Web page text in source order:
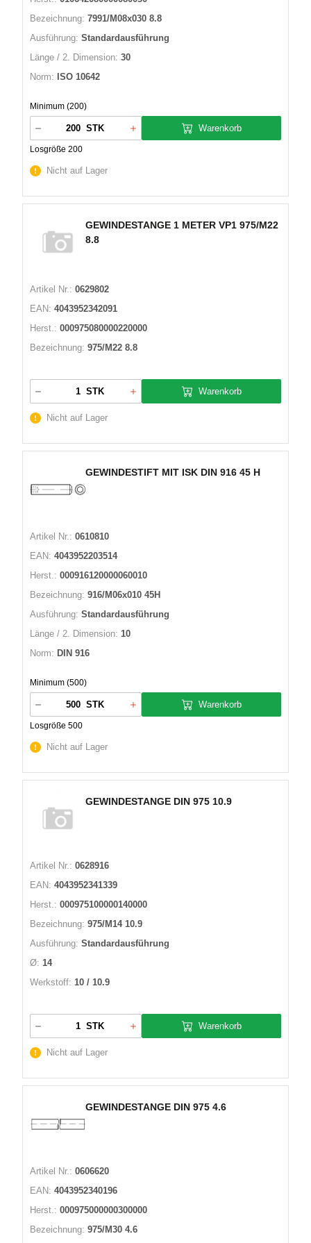
Bezeichnung: 7991/M08x030 8.8
Ausführung: Standardausführung
Länge / 2. Dimension: 30
Norm: ISO 10642
Minimum (200)
STK
Losgröße 200
Warenkorb
Nicht auf Lager
GEWINDESTANGE 1 METER VP1 975/M22
8.8
Artikel Nr.: 0629802
EAN: 4043952342091
Herst.: 000975080000220000
Bezeichnung: 975/M22 8.8
STK Warenkorb
Nicht auf Lager
GEWINDESTIFT MIT ISK DIN 916 45 H
Artikel Nr.: 0610810
EAN: 4043952203514
Herst.: 000916120000060010
Bezeichnung: 916/M06x010 45H
Ausführung: Standardausführung
Länge / 2. Dimension: 10
Norm: DIN 916
Minimum (500)
STK
Losgröße 500
Warenkorb
Nicht auf Lager
GEWINDESTANGE DIN 975 10.9
Artikel Nr.: 0628916
EAN: 4043952341339
Herst.: 000975100000140000
Bezeichnung: 975/M14 10.9
Ausführung: Standardausführung
Ø: 14
Werkstoff: 10 / 10.9
STK Warenkorb
Nicht auf Lager
GEWINDESTANGE DIN 975 4.6
Artikel Nr.: 0606620
EAN: 4043952340196
Herst.: 000975000000300000
Bezeichnung: 975/M30 4.6